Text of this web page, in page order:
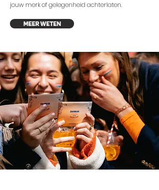
jouw merk of gelegenheid achterlaten.
MEER WETEN